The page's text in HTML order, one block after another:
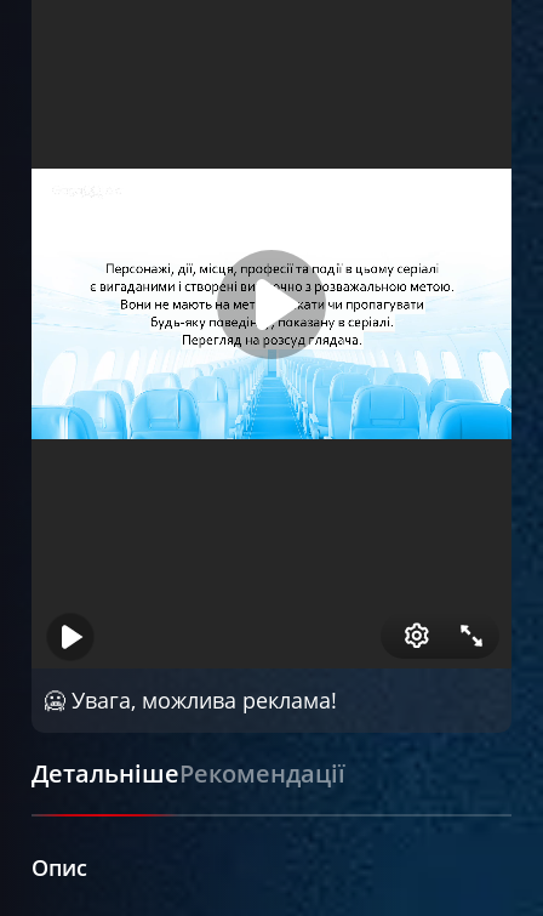
Серія 6
🥶 Увага, можлива реклама!
ДетальнішеРекомендації
Опис